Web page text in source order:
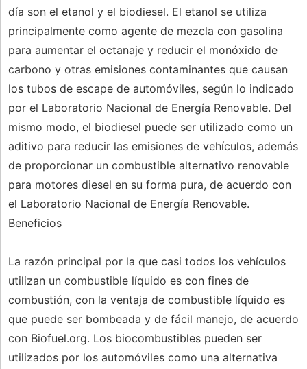
día son el etanol y el biodiesel. El etanol se utiliza
principalmente como agente de mezcla con gasolina
para aumentar el octanaje y reducir el monóxido de
carbono y otras emisiones contaminantes que causan
los tubos de escape de automóviles, según lo indicado
por el Laboratorio Nacional de Energía Renovable. Del
mismo modo, el biodiesel puede ser utilizado como un
aditivo para reducir las emisiones de vehículos, además
de proporcionar un combustible alternativo renovable
para motores diesel en su forma pura, de acuerdo con
el Laboratorio Nacional de Energía Renovable.
Beneficios
La razón principal por la que casi todos los vehículos
utilizan un combustible líquido es con fines de
combustión, con la ventaja de combustible líquido es
que puede ser bombeada y de fácil manejo, de acuerdo
con Biofuel.org. Los biocombustibles pueden ser
utilizados por los automóviles como una alternativa